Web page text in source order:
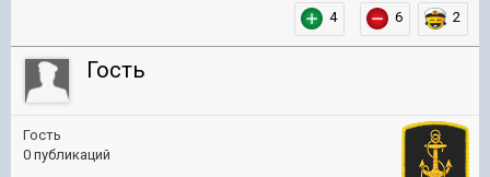
4 6 2
Гость
Гость
0 публикаций